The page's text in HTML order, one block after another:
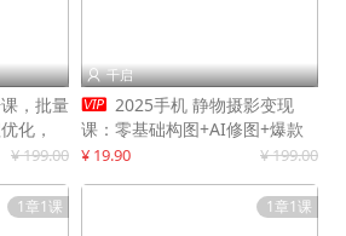
，批量
化，
月赚3
¥ 199.00
 千启
 2025手机 静物摄影变现
课：零基础构图+AI修图+爆款
创作
¥ 19.90 ¥ 199.00
1章1课 1章1课